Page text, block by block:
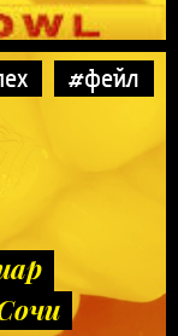
#фейл